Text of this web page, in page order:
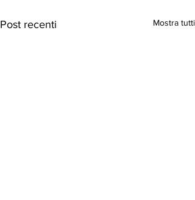
Post recenti Mostra tutti